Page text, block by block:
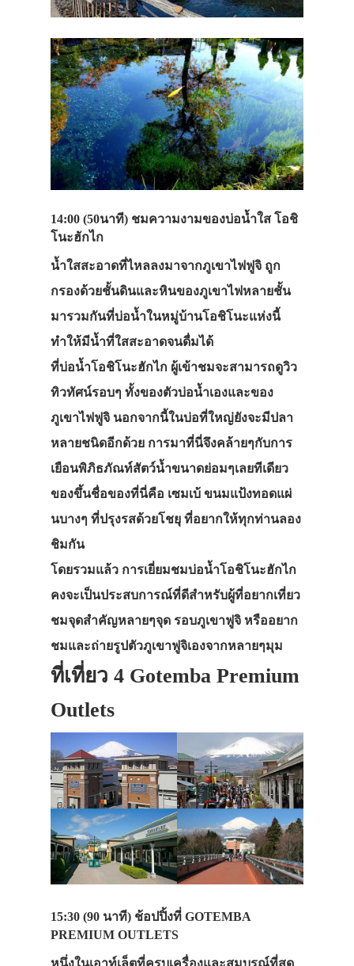
14:00 (50นาที) ชมความงามของบ่อน้ำใส โอชิ
โนะฮักไก
น้ำใสสะอาดที่ไหลลงมาจากภูเขาไฟฟูจิ ถูก
กรองด้วยชั้นดินและหินของภูเขาไฟหลายชั้น
มารวมกันที่บ่อน้ำในหมู่บ้านโอชิโนะแห่งนี้
ทำให้มีน้ำที่ใสสะอาดจนดื่มได้
ที่บ่อน้ำโอชิโนะฮักไก ผู้เข้าชมจะสามารถดูวิว
ทิวทัศน์รอบๆ ทั้งของตัวบ่อน้ำเองและของ
ภูเขาไฟฟูจิ นอกจากนี้ในบ่อที่ใหญ่ยังจะมีปลา
หลายชนิดอีกด้วย การมาที่นี่จึงคล้ายๆกับการ
เยือนพิภิธภัณท์สัตว์น้ำขนาดย่อมๆเลยทีเดียว
ของขึ้นชื่อของที่นี่คือ เซมเบ้ ขนมแป้งทอดแผ่
นบางๆ ที่ปรุงรสด้วยโชยุ ที่อยากให้ทุกท่านลอง
ชิมกัน
โดยรวมแล้ว การเยี่ยมชมบ่อน้ำโอชิโนะฮักไก
คงจะเป็นประสบการณ์ที่ดีสำหรับผู้ที่อยากเที่ยว
ชมจุดสำคัญหลายๆจุด รอบภูเขาฟูจิ หรืออยาก
ชมและถ่ายรูปตัวภูเขาฟูจิเองจากหลายๆมุม
ที่เที่ยว 4 Gotemba Premium
Outlets
15:30 (90 นาที) ช้อปปิ้งที่ GOTEMBA
PREMIUM OUTLETS
หนึ่งในเอาท์เล็ตที่ครบเครื่องและสมบูรณ์ที่สุด